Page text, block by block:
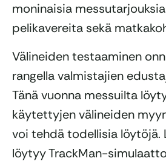
moninaisia
pelikavereita sekä
Välineiden testaaminen
rangella valmistajien
Tänä vuonna messuilta
käytettyjen välineiden
voi tehdä todellisia löytöjä.
löytyy TrackMan-